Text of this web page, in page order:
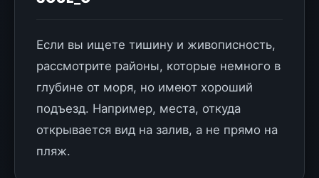
Если вы ищете тишину и живописность,
рассмотрите районы, которые немного в
глубине от моря, но имеют хороший
подъезд. Например, места, откуда
открывается вид на залив, а не прямо на
пляж.